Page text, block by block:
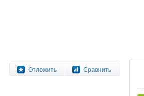
Отложить Сравнить